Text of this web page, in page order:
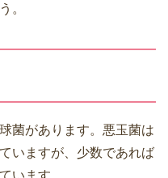
。
菌があります。悪玉菌は
いますが、少数であれば
います。